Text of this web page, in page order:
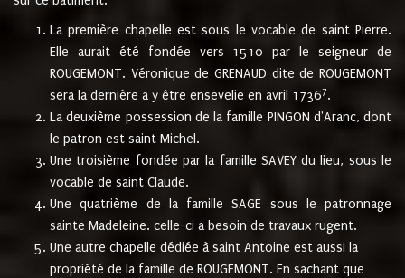
La première chapelle est sous le vocable de saint Pierre.
Elle aurait été fondée vers 1510 par le seigneur de
ROUGEMONT. Véronique de GRENAUD dite de ROUGEMONT
sera la dernière a y être ensevelie en avril 17367.
La deuxième possession de la famille PINGON d'Aranc, dont
le patron est saint Michel.
Une troisième fondée par la famille SAVEY du lieu, sous le
vocable de saint Claude.
Une quatrième de la famille SAGE sous le patronnage
sainte Madeleine. celle-ci a besoin de travaux rugent.
Une autre chapelle dédiée à saint Antoine est aussi la
propriété de la famille de ROUGEMONT. En sachant que